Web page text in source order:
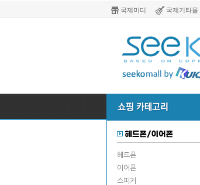
국제미디 국제기타몰
헤드폰
이어폰
스피커